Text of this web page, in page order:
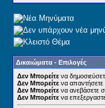
Δικαιώματα - Επιλογές
Δεν Μπορείτε να
Δεν Μπορείτε να απαντήσετε
Δεν Μπορείτε να ανεβάσετε
Δεν Μπορείτε να